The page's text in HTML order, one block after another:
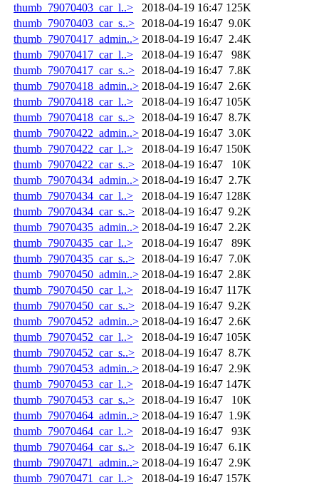
thumb_79070403_car_l..>
2018-04-19 16:47 125K
thumb_79070403_car_s..>
2018-04-19 16:47 9.0K
thumb_79070417_admin..> 2018-04-19 16:47 2.4K
thumb_79070417_car_l..>
2018-04-19 16:47
98K
thumb_79070417_car_s..>
2018-04-19 16:47 7.8K
thumb_79070418_admin..> 2018-04-19 16:47 2.6K
thumb_79070418_car_l..>
2018-04-19 16:47 105K
thumb_79070418_car_s..>
2018-04-19 16:47 8.7K
thumb_79070422_admin..> 2018-04-19 16:47 3.0K
thumb_79070422_car_l..>
2018-04-19 16:47 150K
thumb_79070422_car_s..>
2018-04-19 16:47
10K
thumb_79070434_admin..> 2018-04-19 16:47 2.7K
thumb_79070434_car_l..>
2018-04-19 16:47 128K
thumb_79070434_car_s..>
2018-04-19 16:47 9.2K
thumb_79070435_admin..> 2018-04-19 16:47 2.2K
thumb_79070435_car_l..>
2018-04-19 16:47
89K
thumb_79070435_car_s..>
2018-04-19 16:47 7.0K
thumb_79070450_admin..> 2018-04-19 16:47 2.8K
thumb_79070450_car_l..>
2018-04-19 16:47 117K
thumb_79070450_car_s..>
2018-04-19 16:47 9.2K
thumb_79070452_admin..> 2018-04-19 16:47 2.6K
thumb_79070452_car_l..>
2018-04-19 16:47 105K
thumb_79070452_car_s..>
2018-04-19 16:47 8.7K
thumb_79070453_admin..> 2018-04-19 16:47 2.9K
thumb_79070453_car_l..>
2018-04-19 16:47 147K
thumb_79070453_car_s..>
2018-04-19 16:47
10K
thumb_79070464_admin..> 2018-04-19 16:47 1.9K
thumb_79070464_car_l..>
2018-04-19 16:47
93K
thumb_79070464_car_s..>
2018-04-19 16:47 6.1K
thumb_79070471_admin..> 2018-04-19 16:47 2.9K
thumb_79070471_car_l..>
2018-04-19 16:47 157K